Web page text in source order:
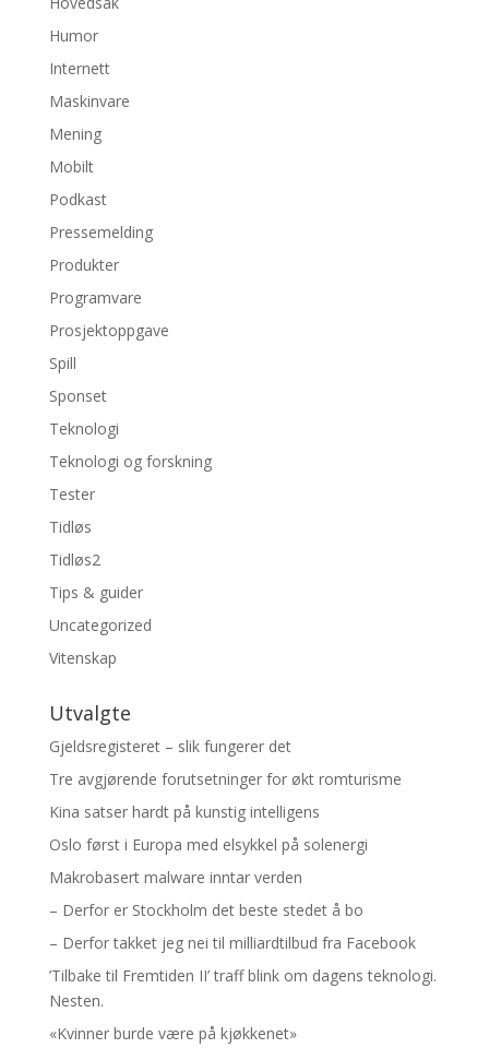
Humor
Internett
Maskinvare
Mening
Mobilt
Podkast
Pressemelding
Produkter
Programvare
Prosjektoppgave
Spill
Sponset
Teknologi
Teknologi og forskning
Tester
Tidløs
Tidløs2
Tips & guider
Uncategorized
Vitenskap
Utvalgte
Gjeldsregisteret – slik fungerer det
Tre avgjørende forutsetninger for økt romturisme
Kina satser hardt på kunstig intelligens
Oslo først i Europa med elsykkel på solenergi
Makrobasert malware inntar verden
– Derfor er Stockholm det beste stedet å bo
– Derfor takket jeg nei til milliardtilbud fra Facebook
’Tilbake til Fremtiden II’ traff blink om dagens teknologi.
Nesten.
«Kvinner burde være på kjøkkenet»